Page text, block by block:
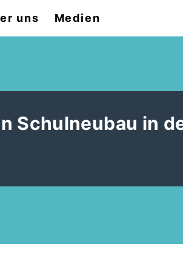
uns Medien
Schulneubau in